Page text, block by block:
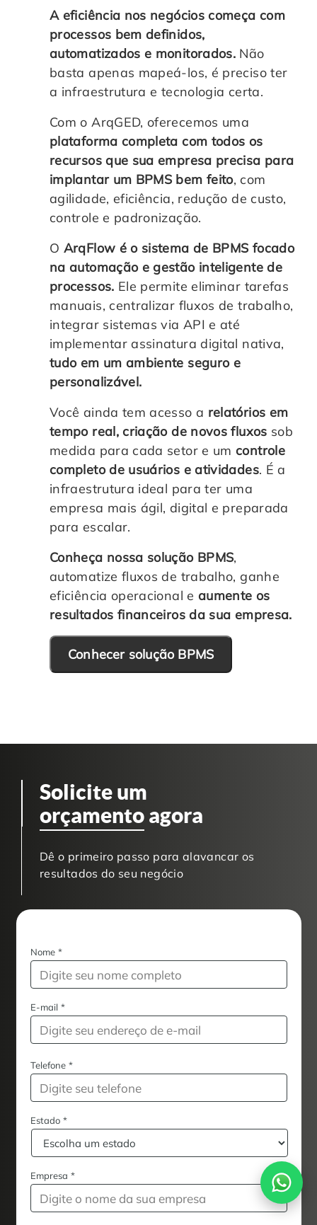
A eficiência nos negócios começa com
processos bem definidos,
automatizados e monitorados. Não
basta apenas mapeá-los, é preciso ter
a infraestrutura e tecnologia certa.
Com o ArqGED, oferecemos uma
plataforma completa com todos os
recursos que sua empresa precisa para
implantar um BPMS bem feito, com
agilidade, eficiência, redução de custo,
controle e padronização.
O ArqFlow é o sistema de BPMS focado
na automação e gestão inteligente de
processos. Ele permite eliminar tarefas
manuais, centralizar fluxos de trabalho,
integrar sistemas via API e até
implementar assinatura digital nativa,
tudo em um ambiente seguro e
personalizável.
Você ainda tem acesso a relatórios em
tempo real, criação de novos fluxos sob
medida para cada setor e um controle
completo de usuários e atividades. É a
infraestrutura ideal para ter uma
empresa mais ágil, digital e preparada
para escalar.
Conheça nossa solução BPMS,
automatize fluxos de trabalho, ganhe
eficiência operacional e aumente os
resultados financeiros da sua empresa.
Conhecer solução BPMS
Solicite um
orçamento agora
Dê o primeiro passo para alavancar os
resultados do seu negócio
Nome *
E-mail *
Telefone *
Estado *
Empresa *